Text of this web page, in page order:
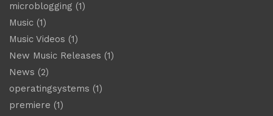
microblogging (1)
Music (1)
Music Videos (1)
New Music Releases (1)
News (2)
operatingsystems (1)
premiere (1)